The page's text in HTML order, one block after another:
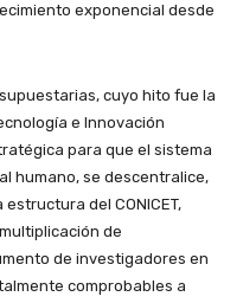
exponencial desde
cuyo hito fue la
e Innovación
para que el sistema
humano, se descentralice,
del CONICET,
de
de investigadores en
comprobables a